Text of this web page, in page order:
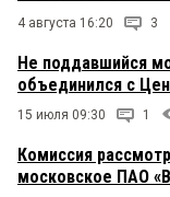
4 августа 16:20 3
Не поддавшийся
объединился с
15 июля 09:30 1
Комиссия
московское ПАО